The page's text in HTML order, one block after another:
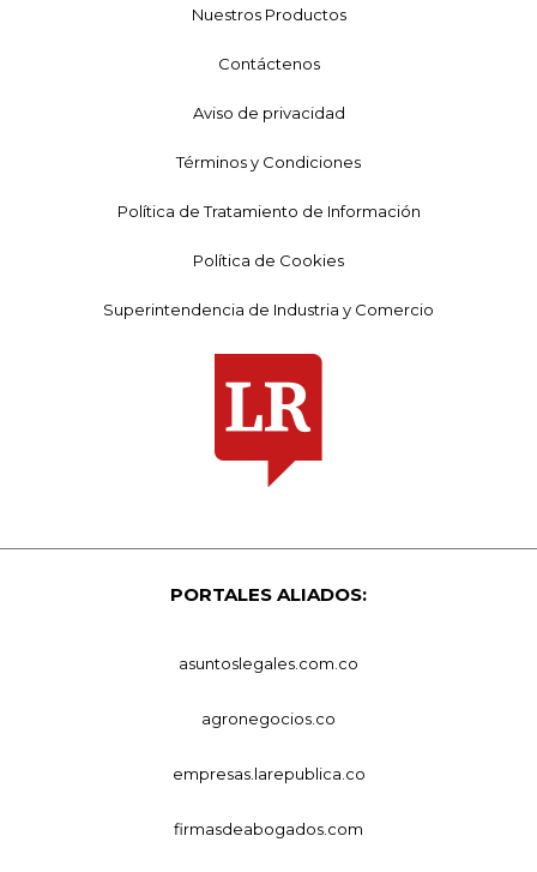
Nuestros Productos
Contáctenos
Aviso de privacidad
Términos y Condiciones
Política de Tratamiento de Información
Política de Cookies
Superintendencia de Industria y Comercio
PORTALES ALIADOS:
asuntoslegales.com.co
agronegocios.co
empresas.larepublica.co
firmasdeabogados.com